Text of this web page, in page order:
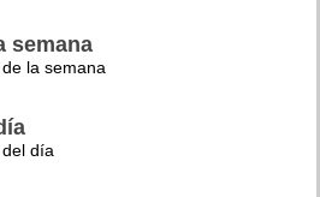
semana
la semana
día